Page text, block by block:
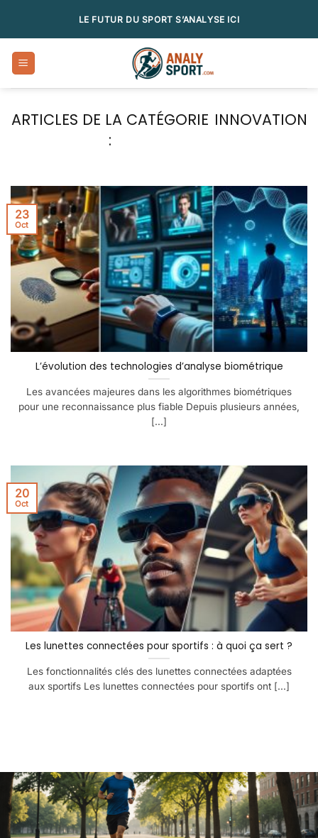
LE FUTUR DU SPORT S’ANALYSE ICI
INNOVATION
L’évolution des technologies d’analyse biométrique
Les avancées majeures dans les algorithmes biométriques
pour une reconnaissance plus fiable Depuis plusieurs années,
[...]
23
Oct
Les lunettes connectées pour sportifs : à quoi ça sert ?
Les fonctionnalités clés des lunettes connectées adaptées
aux sportifs Les lunettes connectées pour sportifs ont [...]
20
Oct